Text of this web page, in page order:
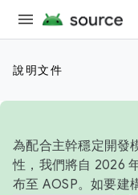
說明文件
為配合主幹穩定開發
性，我們將自 2026
布至 AOSP。如要建